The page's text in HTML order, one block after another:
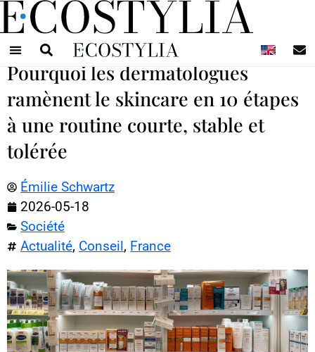
Pourquoi les dermatologues
ramènent le skincare en 10 étapes
à une routine courte, stable et
tolérée
Émilie Schwartz
2026-05-18
Société
Actualité, Conseil, France